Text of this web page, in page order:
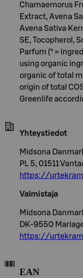
Chamaemorus
Extract, Avena
Avena Sativa
SE, Tocopherol,
Parfum (* =
using organic
organic of total
origin of total
Greenlife
Yhteystiedot
Midsona
PL 5, 01511
https://
Valmistaja
Midsona
DK-9550
https://
EAN